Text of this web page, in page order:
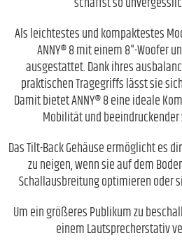
Als leichtestes und kompaktestes
ANNY® 8 mit einem 8"-Woofer
ausgestattet. Dank ihres
praktischen Tragegriffs lässt sie
Damit bietet ANNY® 8 eine ideale
Mobilität und
Das Tilt-Back Gehäuse ermöglicht es
zu neigen, wenn sie auf dem
Schallausbreitung optimieren oder
Um ein größeres Publikum zu
einem Lautsprecherstativ